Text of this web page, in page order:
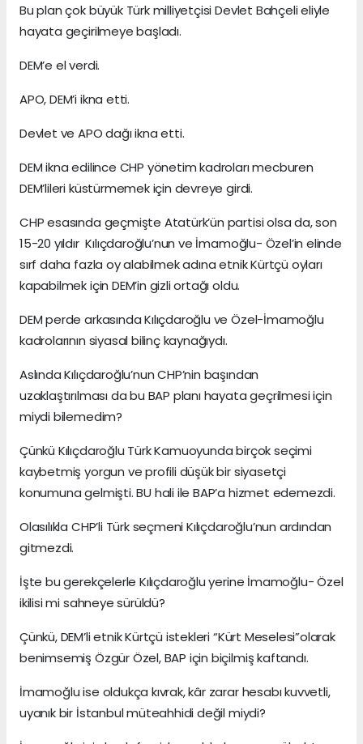
Bu plan çok büyük Türk milliyetçisi Devlet Bahçeli eliyle
hayata geçirilmeye başladı.
DEM’e el verdi.
APO, DEM’i ikna etti.
Devlet ve APO dağı ikna etti.
DEM ikna edilince CHP yönetim kadroları mecburen
DEM’lileri küstürmemek için devreye girdi.
CHP esasında geçmişte Atatürk’ün partisi olsa da, son
15-20 yıldır Kılıçdaroğlu’nun ve İmamoğlu- Özel’in elinde
sırf daha fazla oy alabilmek adına etnik Kürtçü oyları
kapabilmek için DEM’in gizli ortağı oldu.
DEM perde arkasında Kılıçdaroğlu ve Özel-İmamoğlu
kadrolarının siyasal bilinç kaynağıydı.
Aslında Kılıçdaroğlu’nun CHP’nin başından
uzaklaştırılması da bu BAP planı hayata geçrilmesi için
miydi bilemedim?
Çünkü Kılıçdaroğlu Türk Kamuoyunda birçok seçimi
kaybetmiş yorgun ve profili düşük bir siyasetçi
konumuna gelmişti. BU hali ile BAP’a hizmet edemezdi.
Olasılıkla CHP’li Türk seçmeni Kılıçdaroğlu’nun ardından
gitmezdi.
İşte bu gerekçelerle Kılıçdaroğlu yerine İmamoğlu- Özel
ikilisi mi sahneye sürüldü?
Çünkü, DEM’li etnik Kürtçü istekleri “Kürt Meselesi”olarak
benimsemiş Özgür Özel, BAP için biçilmiş kaftandı.
İmamoğlu ise oldukça kıvrak, kâr zarar hesabı kuvvetli,
uyanık bir İstanbul müteahhidi değil miydi?